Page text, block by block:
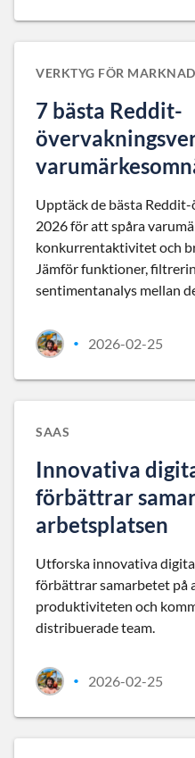
VERKTYG FÖR
7 bästa Reddit-
Upptäck de bästa
2026 för att spåra
konkurrentaktivitet och
Jämför funktioner,
sentimentanalys mellan
• 2026-02-25
SAAS
Innovativa
förbättrar
arbetsplatsen
Utforska innovativa
förbättrar samarbetet på
produktiviteten och
distribuerade team.
• 2026-02-25